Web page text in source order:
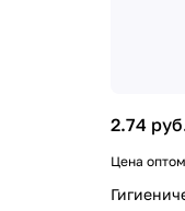
2.74
Цена